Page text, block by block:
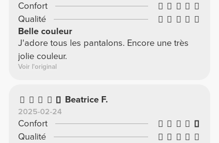
Confort
Qualité
Belle couleur
J'adore tous les pantalons. Encore une très
jolie couleur.
Voir l'original
Beatrice F.
2025-02-24
Confort
Qualité